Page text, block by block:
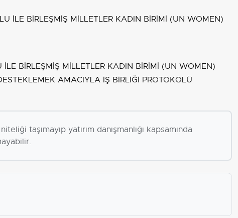
İLE BİRLEŞMİŞ MİLLETLER KADIN BİRİMİ (UN WOMEN)
AMACIYLA İŞ BİRLİĞİ PROTOKOLÜ
taşımayıp yatırım danışmanlığı kapsamında